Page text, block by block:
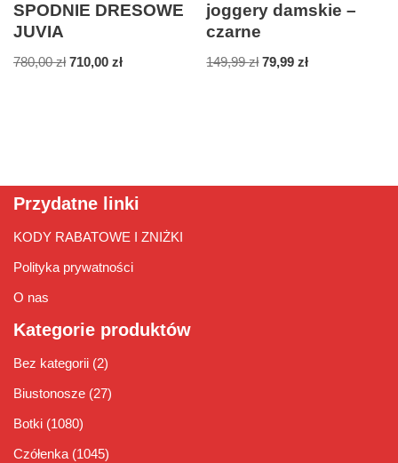
SPODNIE DRESOWE
JUVIA
780,00zł 710,00 zł
joggery damskie –
czarne
149,99zł 79,99zł
Przydatne linki
KODY RABATOWE I ZNIŻKI
Polityka prywatności
O nas
Kategorie produktów
Bez kategorii (2)
Biustonosze (27)
Botki (1080)
Czółenka (1045)